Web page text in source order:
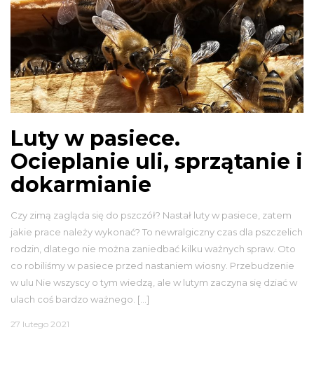
Luty w pasiece.
Ocieplanie uli, sprzątanie i
dokarmianie
Czy zimą zagląda się do pszczół? Nastał luty w pasiece, zatem
jakie prace należy wykonać? To newralgiczny czas dla pszczelich
rodzin, dlatego nie można zaniedbać kilku ważnych spraw. Oto
co robiliśmy w pasiece przed nastaniem wiosny. Przebudzenie
w ulu Nie wszyscy o tym wiedzą, ale w lutym zaczyna się dziać w
ulach coś bardzo ważnego. […]
27 lutego 2021